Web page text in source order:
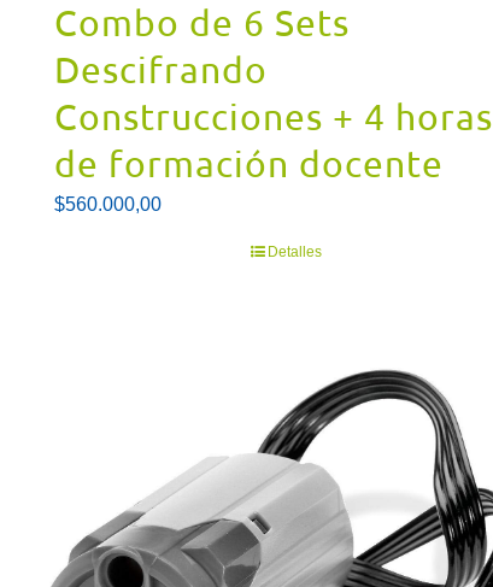
Combo de 6 Sets
Descifrando
Construcciones + 4 horas
de formación docente
$560.000,00
Detalles